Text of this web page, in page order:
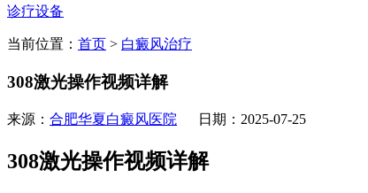
诊疗设备
当前位置： 首页 > 白癜风治疗
308激光操作视频详解
来源： 合肥华夏白癜风医院 日期：2025-07-25
308激光操作视频详解